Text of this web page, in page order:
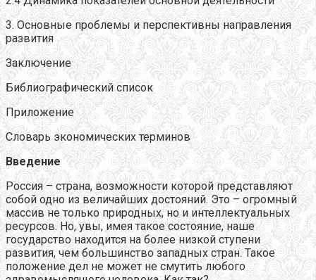
3. Основные проблемы и перспективны направления
развития
Заключение
Библиографический список
Приложение
Словарь экономических терминов
Введение
Россия – страна, возможности которой представляют
собой одно из величайших достояний. Это – огромный
массив не только природных, но и интеллектуальных
ресурсов. Но, увы, имея такое состояние, наше
государство находится на более низкой ступени
развития, чем большинство западных стран. Такое
положение дел не может не смутить любого